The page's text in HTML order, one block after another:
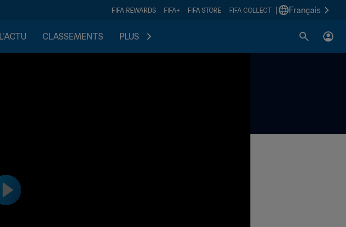
FIFA REWARDS FIFA+ FIFA STORE FIFA COLLECT Français
L'ACTU CLASSEMENTS PLUS